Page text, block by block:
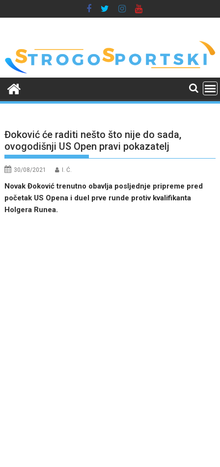
to
Đoković će raditi nešto što nije do sada,
ovogodišnji US Open pravi pokazatelj
30/08/2021 I. Ć.
Novak Đoković trenutno obavlja posljednje pripreme pred
početak US Opena i duel prve runde protiv kvalifikanta
Holgera Runea.